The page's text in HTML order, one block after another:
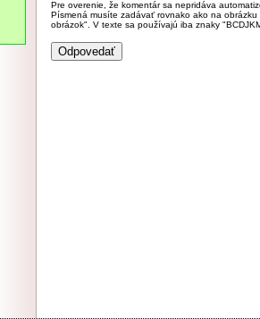
Pre overenie, že komentár sa nepridáva
Písmená musíte zadávať rovnako ako na
obrázok". V texte sa používajú iba znaky